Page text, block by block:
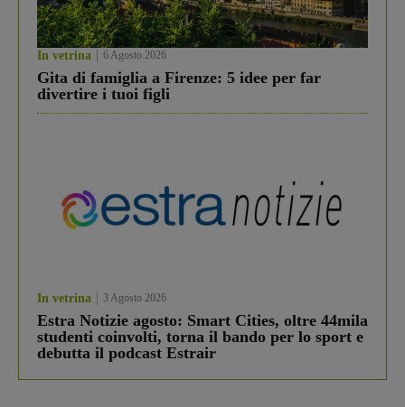
In vetrina 6 Agosto 2026
Gita di famiglia a Firenze: 5 idee per far
divertire i tuoi figli
In vetrina 3 Agosto 2026
Estra Notizie agosto: Smart Cities, oltre 44mila
studenti coinvolti, torna il bando per lo sport e
debutta il podcast Estrair